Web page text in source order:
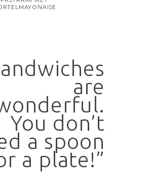
are
You don’t
a spoon
a plate!”